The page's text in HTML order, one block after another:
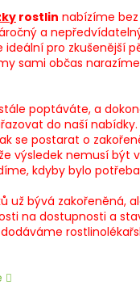
rostlin nabízíme bez
a
ideální pro zkušenější
sami občas
poptáváte, a
do naší
se postarat o
výsledek nemusí být
kdyby bylo
už bývá zakořeněná,
na dostupnosti a